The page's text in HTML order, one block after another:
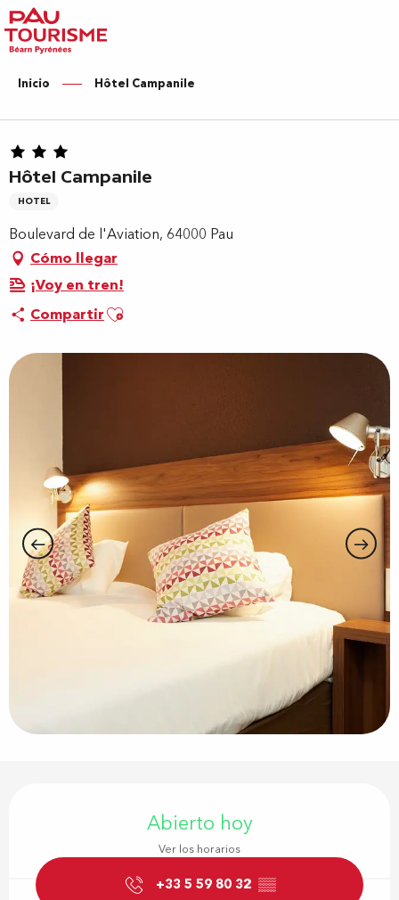
Aller
au
contenu
principal
Inicio Hôtel Campanile
Hôtel Campanile
HOTEL
Boulevard de l'Aviation, 64000 Pau
Cómo llegar
¡Voy en tren!
CompartirAjouter aux favoris
Abierto hoy
Ver los horarios
+33 5 59 80 32 ▒▒